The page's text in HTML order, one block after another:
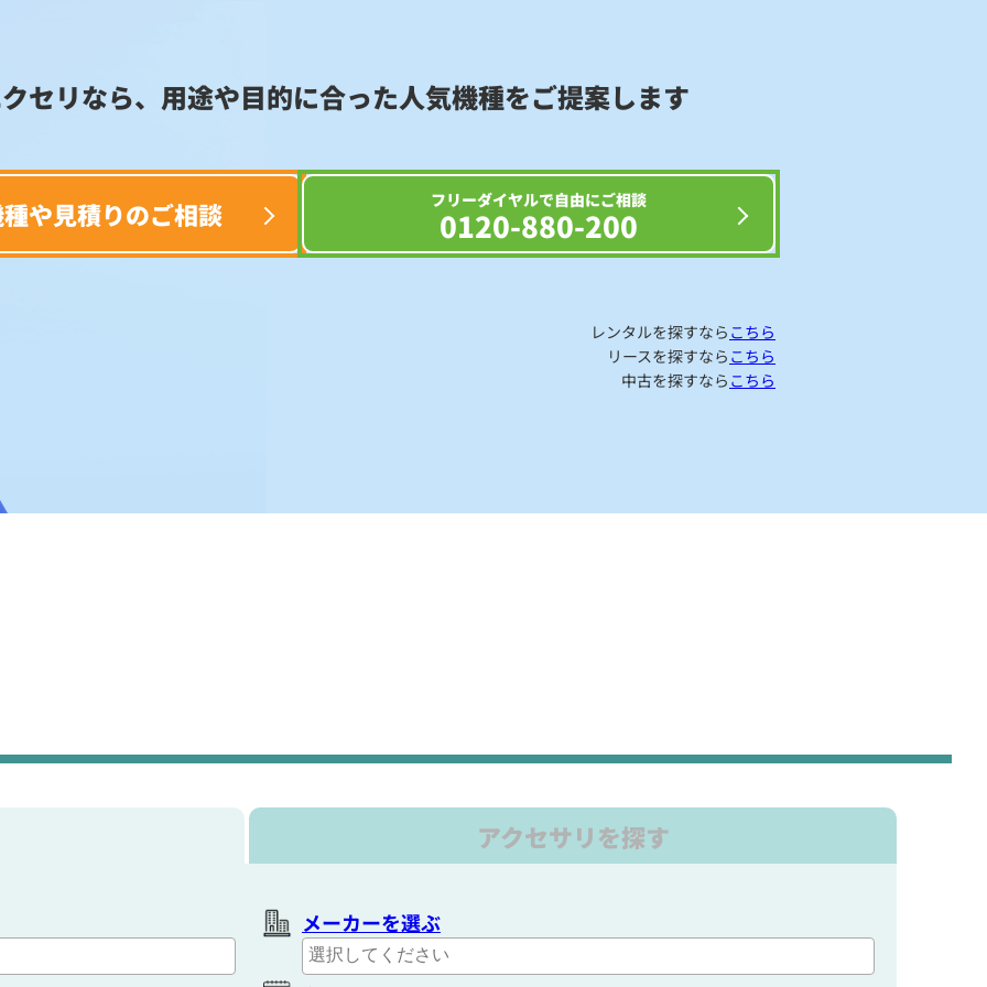
セリなら、用途や目的に合った人気機種をご提案します
や見積りのご相談 フリーダイヤルで自由にご相談
0120-880-200
レンタルを探すなら こちら
リースを探すなら こちら
中古を探すなら こちら
アクセサリを探す
メーカーを選ぶ